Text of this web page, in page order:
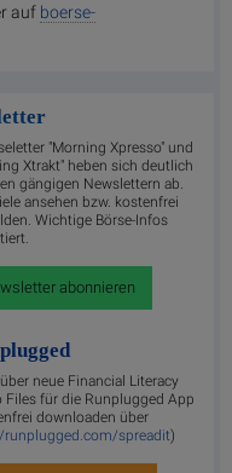
auf boerse-
"Morning Xpresso" und
Xtrakt" heben sich deutlich
gängigen Newslettern ab.
ansehen bzw. kostenfrei
Wichtige Börse-Infos
abonnieren
neue Financial Literacy
Files für die Runplugged App
downloaden über
spreadit)